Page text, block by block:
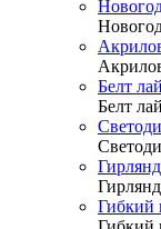
Белт
Белт
Гибкий